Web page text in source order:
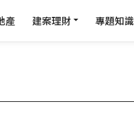
產 建案理財 專題知識